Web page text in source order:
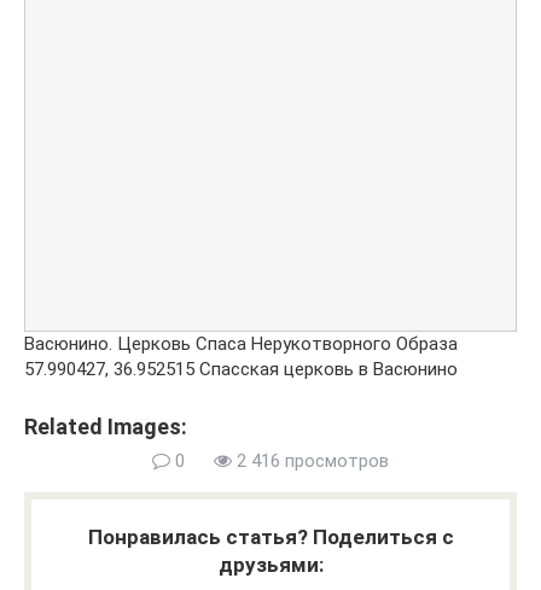
Васюнино. Церковь Спаса Нерукотворного Образа
57.990427, 36.952515 Спасская церковь в Васюнино
Related Images:
0 2 416 просмотров
Понравилась статья? Поделиться с
друзьями: